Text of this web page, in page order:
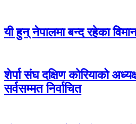
यी हुन् नेपालमा बन्द रहेका
शेर्पा संघ दक्षिण कोरियाको
सर्वसम्मत निर्वाचित